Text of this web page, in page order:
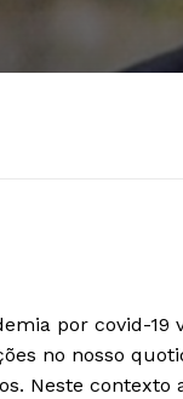
por covid-19
no nosso
Neste